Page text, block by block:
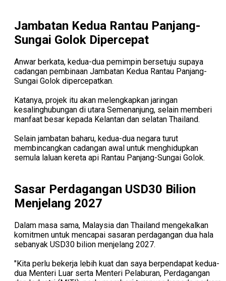
Jambatan Kedua Rantau Panjang-
Sungai Golok Dipercepat
Anwar berkata, kedua-dua pemimpin bersetuju supaya
cadangan pembinaan Jambatan Kedua Rantau Panjang-
Sungai Golok dipercepatkan.
Katanya, projek itu akan melengkapkan jaringan
kesalinghubungan di utara Semenanjung, selain memberi
manfaat besar kepada Kelantan dan selatan Thailand.
Selain jambatan baharu, kedua-dua negara turut
membincangkan cadangan awal untuk menghidupkan
semula laluan kereta api Rantau Panjang-Sungai Golok.
Sasar Perdagangan USD30 Bilion
Menjelang 2027
Dalam masa sama, Malaysia dan Thailand mengekalkan
komitmen untuk mencapai sasaran perdagangan dua hala
sebanyak USD30 bilion menjelang 2027.
"Kita perlu bekerja lebih kuat dan saya berpendapat kedua-
dua Menteri Luar serta Menteri Pelaburan, Perdagangan